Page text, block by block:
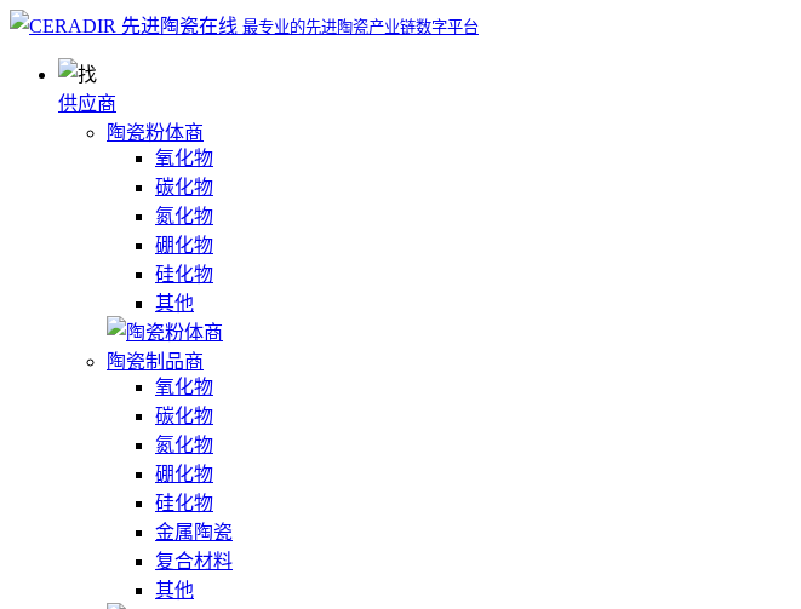
最专业的先进陶瓷产业链数字平台
供应商
陶瓷粉体商
氧化物
碳化物
氮化物
硼化物
硅化物
其他
陶瓷制品商
氧化物
碳化物
氮化物
硼化物
硅化物
金属陶瓷
复合材料
其他